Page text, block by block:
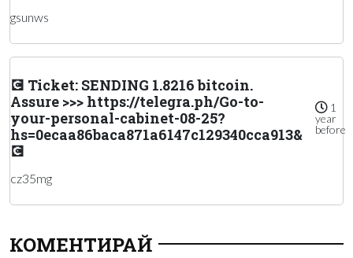
gsunws
💽 Ticket: SENDING 1.8216 bitcoin.
Assure >>> https://telegra.ph/Go-to-
your-personal-cabinet-08-25?
hs=0ecaa86baca871a6147c129340cca913&
💽
1
year
before
cz35mg
КОМЕНТИРАЙ